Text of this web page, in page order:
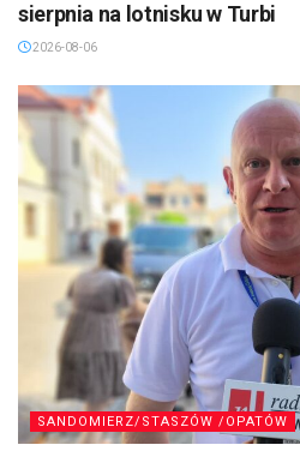
sierpnia na lotnisku w Turbi
2026-08-06
SANDOMIERZ/STASZÓW /OPATÓW